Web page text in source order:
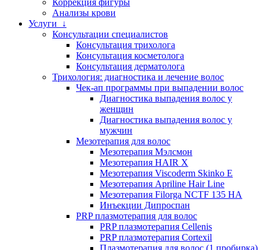
Коррекция фигуры
Анализы крови
Услуги ↓
Консультации специалистов
Консультация трихолога
Консультация косметолога
Консультация дерматолога
Трихология: диагностика и лечение волос
Чек-ап программы при выпадении волос
Диагностика выпадения волос у
женщин
Диагностика выпадения волос у
мужчин
Мезотерапия для волос
Мезотерапия Мэлсмон
Мезотерапия HAIR X
Мезотерапия Viscoderm Skinko E
Мезотерапия Apriline Hair Line
Мезотерапия Filorga NCTF 135 HA
Инъекции Дипроспан
PRP плазмотерапия для волос
PRP плазмотерапия Cellenis
PRP плазмотерапия Cortexil
Плазмотерапия для волос (1 пробирка)